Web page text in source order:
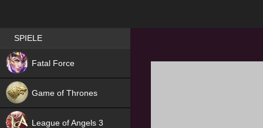
Best RPG games in Germany
SPIELE
Fatal Force
Game of Thrones
League of Angels 3